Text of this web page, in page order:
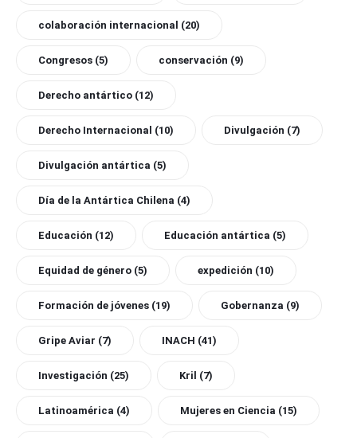
colaboración internacional (20)
Congresos (5) conservación (9)
Derecho antártico (12)
Derecho Internacional (10) Divulgación (7)
Divulgación antártica (5)
Día de la Antártica Chilena (4)
Educación (12) Educación antártica (5)
Equidad de género (5) expedición (10)
Formación de jóvenes (19) Gobernanza (9)
Gripe Aviar (7) INACH (41)
Investigación (25) Kril (7)
Latinoamérica (4) Mujeres en Ciencia (15)